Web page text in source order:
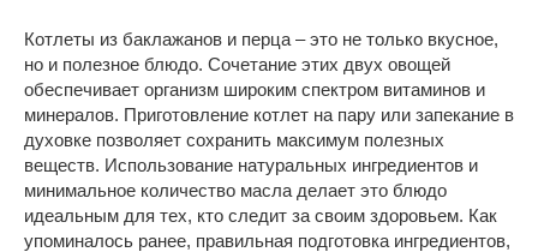
Котлеты из баклажанов и перца – это не только вкусное,
но и полезное блюдо. Сочетание этих двух овощей
обеспечивает организм широким спектром витаминов и
минералов. Приготовление котлет на пару или запекание в
духовке позволяет сохранить максимум полезных
веществ. Использование натуральных ингредиентов и
минимальное количество масла делает это блюдо
идеальным для тех, кто следит за своим здоровьем. Как
упоминалось ранее, правильная подготовка ингредиентов,